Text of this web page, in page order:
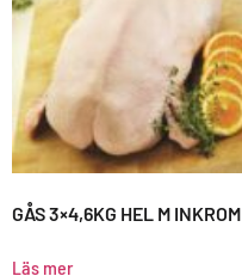
GÅS 3×4,6KG HEL M INKROM
Läs mer